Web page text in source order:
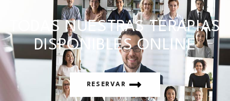
TODAS NUESTRAS TERAPIAS
DISPONIBLES ONLINE
RESERVAR